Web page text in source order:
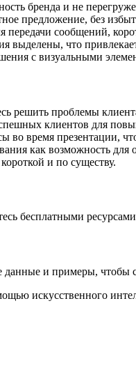
бренда и не
предложение, без
передачи сообщений,
выделены, что
с визуальными
решить проблемы
клиентов для
во время презентации,
как возможность для
и по существу.
бесплатными ресурсами
и примеры, чтобы
искусственного